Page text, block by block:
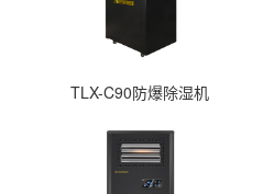
TLX-C90防爆除湿机